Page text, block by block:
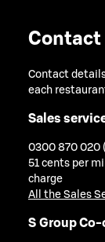
Contact
Contact
each
Sales
0300 870 020
51 cents per
charge
All the Sales
S Group